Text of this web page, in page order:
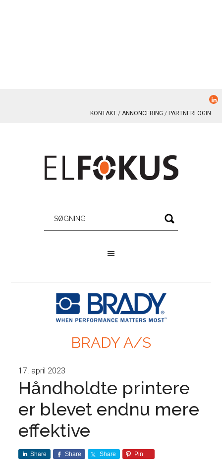
KONTAKT ANNONCERING PARTNERLOGIN
BRADY A/S
17. april 2023
Håndholdte printere
er blevet endnu mere
effektive
Share Share Share Pin